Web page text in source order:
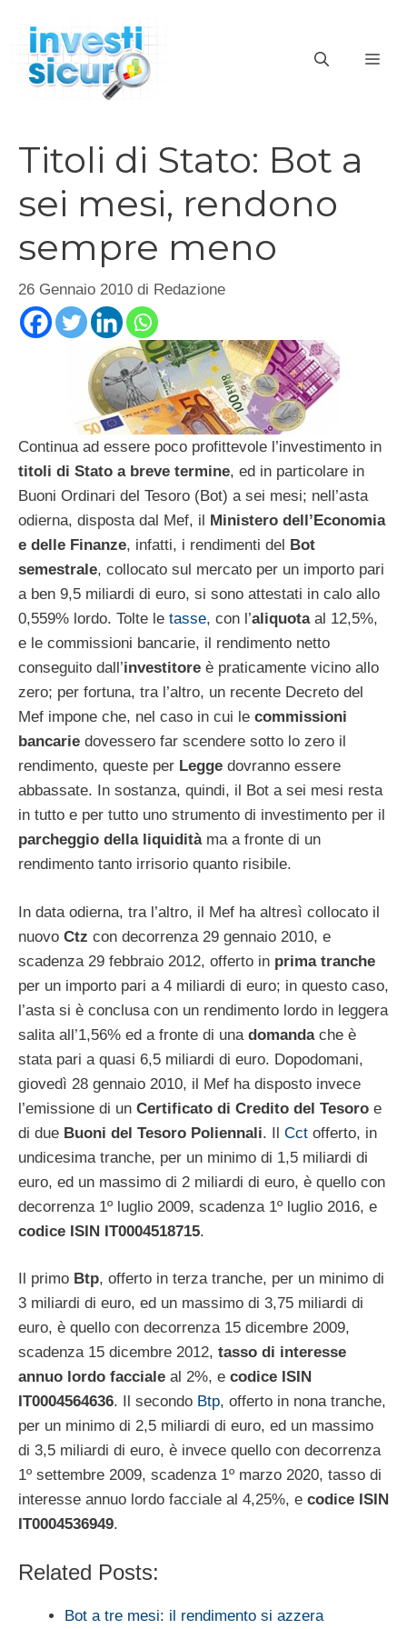
contenuto
Titoli di Stato: Bot a
sei mesi, rendono
sempre meno
26 Gennaio 2010 di Redazione
Continua ad essere poco profittevole l’investimento in
titoli di Stato a breve termine, ed in particolare in
Buoni Ordinari del Tesoro (Bot) a sei mesi; nell’asta
odierna, disposta dal Mef, il
Ministero dell’Economia
e delle Finanze, infatti, i rendimenti del
Bot
semestrale, collocato sul mercato per un importo pari
a ben 9,5 miliardi di euro, si sono attestati in calo allo
0,559% lordo. Tolte le tasse, con l’aliquotaal 12,5%,
e le commissioni bancarie, il rendimento netto
conseguito dall’investitore è praticamente vicino allo
zero; per fortuna, tra l’altro, un recente Decreto del
Mef impone che, nel caso in cui le commissioni
bancarie dovessero far scendere sotto lo zero il
rendimento, queste per Legge dovranno essere
abbassate. In sostanza, quindi, il Bot a sei mesi resta
in tutto e per tutto uno strumento di investimento per il
parcheggio della liquiditàma a fronte di un
rendimento tanto irrisorio quanto risibile.
In data odierna, tra l’altro, il Mef ha altresì collocato il
nuovo Ctz con decorrenza 29 gennaio 2010, e
scadenza 29 febbraio 2012, offerto in prima tranche
per un importo pari a 4 miliardi di euro; in questo caso,
l’asta si è conclusa con un rendimento lordo in leggera
salita all’1,56% ed a fronte di una domandache è
stata pari a quasi 6,5 miliardi di euro. Dopodomani,
giovedì 28 gennaio 2010, il Mef ha disposto invece
l’emissione di un Certificato di Credito del Tesoro e
di due Buoni del Tesoro Poliennali. Il Cct offerto, in
undicesima tranche, per un minimo di 1,5 miliardi di
euro, ed un massimo di 2 miliardi di euro, è quello con
decorrenza 1º luglio 2009, scadenza 1º luglio 2016, e
codice ISIN IT0004518715.
Il primo Btp, offerto in terza tranche, per un minimo di
3 miliardi di euro, ed un massimo di 3,75 miliardi di
euro, è quello con decorrenza 15 dicembre 2009,
scadenza 15 dicembre 2012, tasso di interesse
annuo lordo facciale al 2%, e codice ISIN
IT0004564636. Il secondo Btp, offerto in nona tranche,
per un minimo di 2,5 miliardi di euro, ed un massimo
di 3,5 miliardi di euro, è invece quello con decorrenza
1º settembre 2009, scadenza 1º marzo 2020, tasso di
interesse annuo lordo facciale al 4,25%, e codice ISIN
IT0004536949.
Related Posts:
Bot a tre mesi: il rendimento si azzera